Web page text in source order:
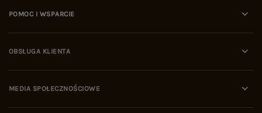
POMOC I WSPARCIE
OBSŁUGA KLIENTA
MEDIA SPOŁECZNOŚCIOWE